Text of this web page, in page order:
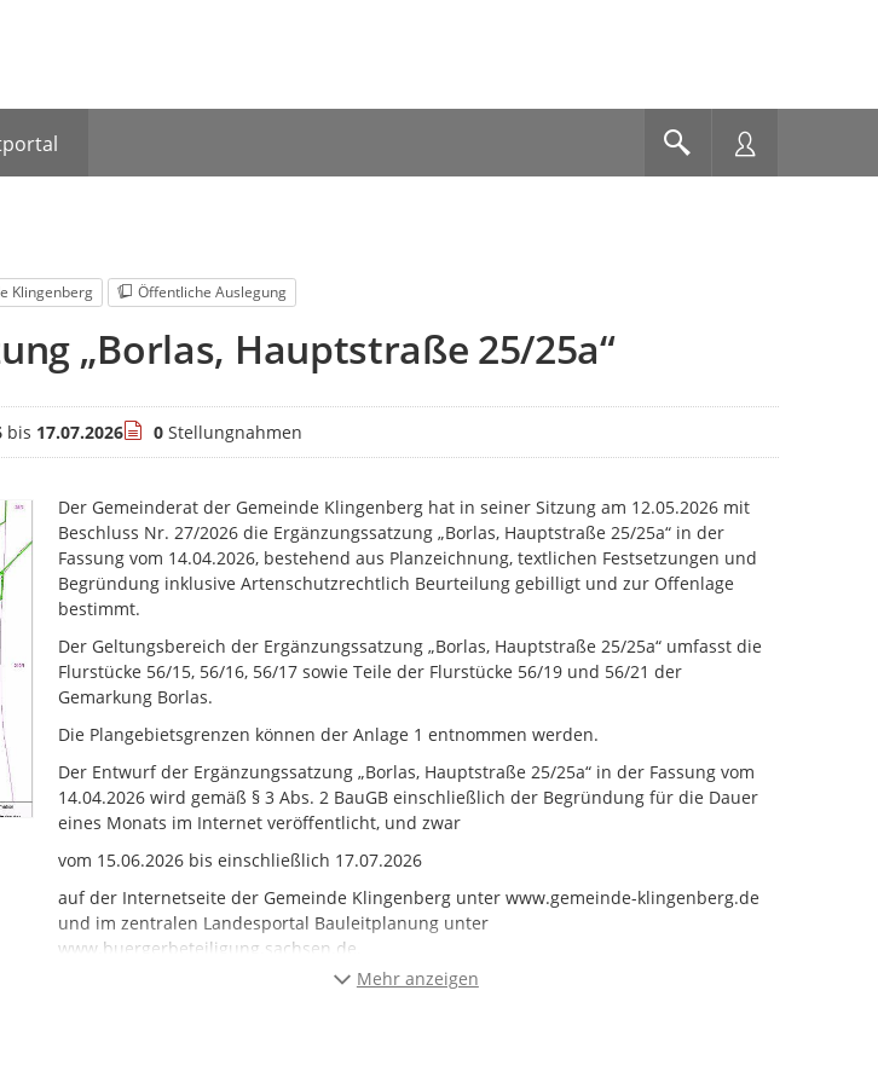
Klingenberg Öffentliche Auslegung
„Borlas, Hauptstraße 25/25a“
bis 17.07.2026Stellungnahmen
0Stellungnahmen
Der Gemeinderat der Gemeinde Klingenberg hat in seiner Sitzung am 12.05.2026 mit
Beschluss Nr. 27/2026 die Ergänzungssatzung „Borlas, Hauptstraße 25/25a“ in der
Fassung vom 14.04.2026, bestehend aus Planzeichnung, textlichen Festsetzungen und
Begründung inklusive Artenschutzrechtlich Beurteilung gebilligt und zur Offenlage
bestimmt.
Der Geltungsbereich der Ergänzungssatzung „Borlas, Hauptstraße 25/25a“ umfasst die
Flurstücke 56/15, 56/16, 56/17 sowie Teile der Flurstücke 56/19 und 56/21 der
Gemarkung Borlas.
Die Plangebietsgrenzen können der Anlage 1 entnommen werden.
Der Entwurf der Ergänzungssatzung „Borlas, Hauptstraße 25/25a“ in der Fassung vom
14.04.2026 wird gemäß § 3 Abs. 2 BauGB einschließlich der Begründung für die Dauer
eines Monats im Internet veröffentlicht, und zwar
vom 15.06.2026 bis einschließlich 17.07.2026
auf der Internetseite der Gemeinde Klingenberg unter www.gemeinde-klingenberg.de
und im zentralen Landesportal Bauleitplanung unter
www.buergerbeteiligung.sachsen.de.
Zusätzlich zur Einstellung im Internet erfolgt eine öffentliche Auslegung des Entwurfs
Mehr anzeigen